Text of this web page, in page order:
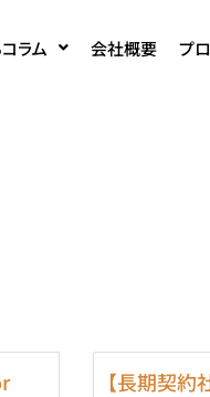
ラム 会社概要 プ
【長期契約